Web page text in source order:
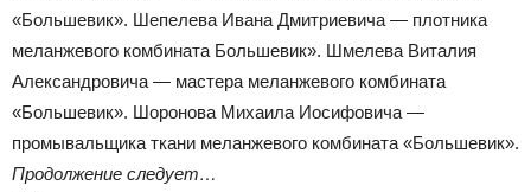
«Большевик». Шепелева Ивана Дмитриевича — плотника
меланжевого комбината Большевик». Шмелева Виталия
Александровича — мастера меланжевого комбината
«Большевик». Шоронова Михаила Иосифовича —
промывальщика ткани меланжевого комбината «Большевик».
Продолжение следует…